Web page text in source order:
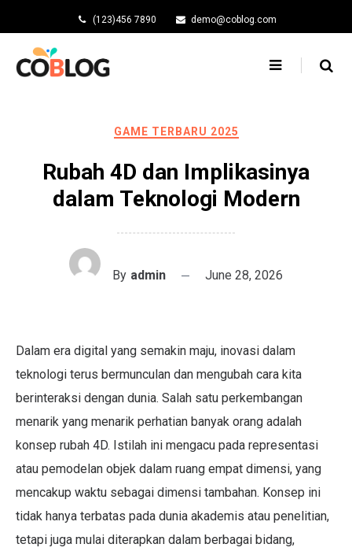
content
(123)456 7890 demo@coblog.com
GAME TERBARU 2025
Rubah 4D dan Implikasinya
dalam Teknologi Modern
By admin June 28, 2026
Dalam era digital yang semakin maju, inovasi dalam
teknologi terus bermunculan dan mengubah cara kita
berinteraksi dengan dunia. Salah satu perkembangan
menarik yang menarik perhatian banyak orang adalah
konsep rubah 4D. Istilah ini mengacu pada representasi
atau pemodelan objek dalam ruang empat dimensi, yang
mencakup waktu sebagai dimensi tambahan. Konsep ini
tidak hanya terbatas pada dunia akademis atau penelitian,
tetapi juga mulai diterapkan dalam berbagai bidang,